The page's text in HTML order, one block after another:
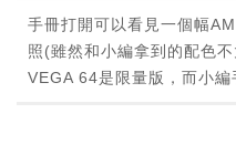
手冊打開可以看見一個幅
照(雖然和小編拿到的配色
VEGA 64是限量版，而小